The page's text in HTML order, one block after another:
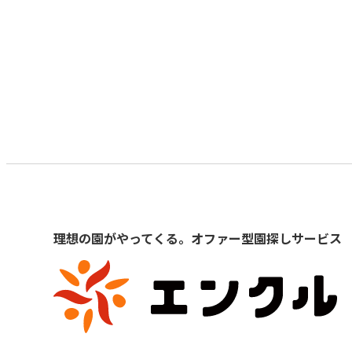
理想の園がやってくる。オファー型園探しサービス